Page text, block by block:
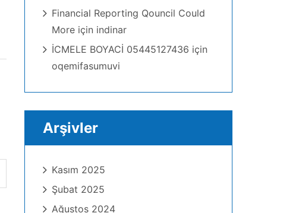
Financial Reporting Qouncil Could
More için indinar
İCMELE BOYACİ 05445127436 için
oqemifasumuvi
Arşivler
Kasım 2025
Şubat 2025
Ağustos 2024